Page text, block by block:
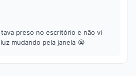
preso no escritório e não vi
mudando pela janela 😭